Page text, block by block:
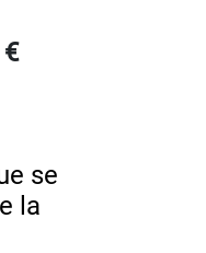
se
la